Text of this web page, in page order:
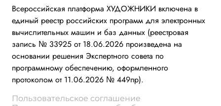
Всероссийская платформа ХУДОЖНИКИ включена в
единый реестр российских программ для электронных
вычислительных машин и баз данных (реестровая
запись № 33925 от 18.06.2026 произведена на
основании решения Экспертного совета по
программному обеспечению, оформленного
протоколом от 11.06.2026 № 449пр).
Пользовательское соглашение